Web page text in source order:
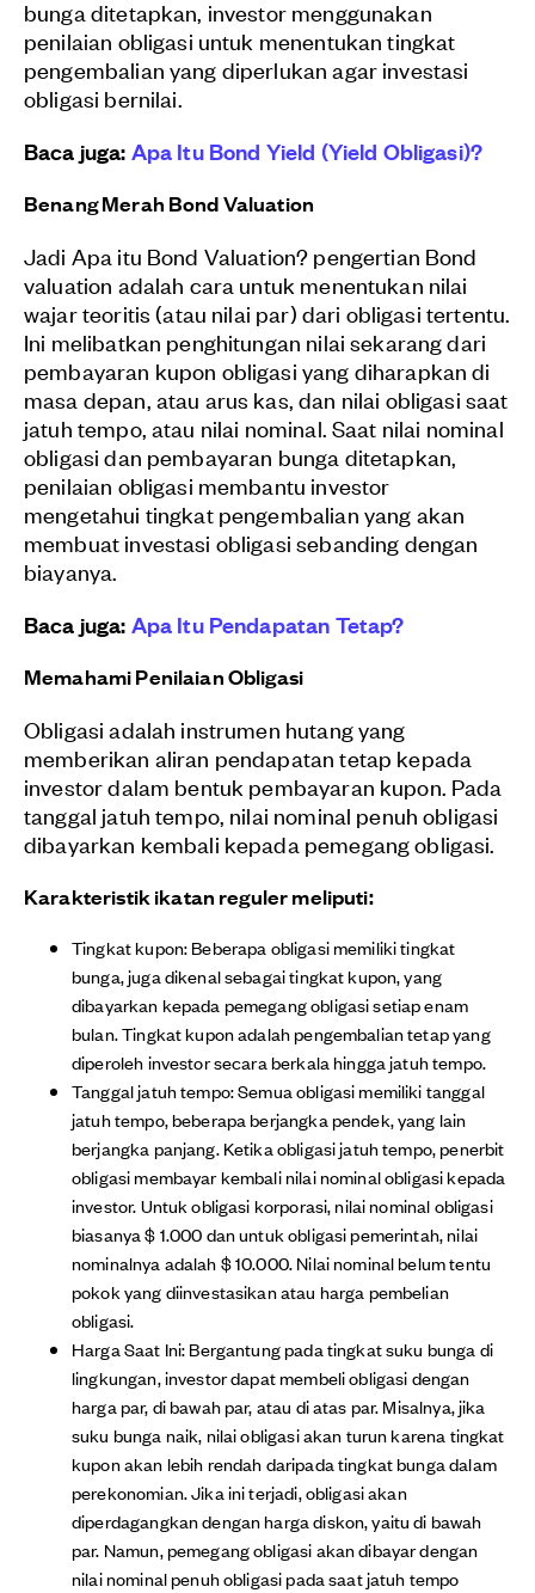
bunga ditetapkan, investor menggunakan
penilaian obligasi untuk menentukan tingkat
pengembalian yang diperlukan agar investasi
obligasi bernilai.
Baca juga:Apa Itu Bond Yield (Yield Obligasi)?
Benang Merah Bond Valuation
Jadi Apa itu Bond Valuation? pengertian Bond
valuation adalah cara untuk menentukan nilai
wajar teoritis (atau nilai par) dari obligasi tertentu.
Ini melibatkan penghitungan nilai sekarang dari
pembayaran kupon obligasi yang diharapkan di
masa depan, atau arus kas, dan nilai obligasi saat
jatuh tempo, atau nilai nominal. Saat nilai nominal
obligasi dan pembayaran bunga ditetapkan,
penilaian obligasi membantu investor
mengetahui tingkat pengembalian yang akan
membuat investasi obligasi sebanding dengan
biayanya.
Baca juga:Apa Itu Pendapatan Tetap?
Memahami Penilaian Obligasi
Obligasi adalah instrumen hutang yang
memberikan aliran pendapatan tetap kepada
investor dalam bentuk pembayaran kupon. Pada
tanggal jatuh tempo, nilai nominal penuh obligasi
dibayarkan kembali kepada pemegang obligasi.
Karakteristik ikatan reguler meliputi:
Tingkat kupon: Beberapa obligasi memiliki tingkat
bunga, juga dikenal sebagai tingkat kupon, yang
dibayarkan kepada pemegang obligasi setiap enam
bulan. Tingkat kupon adalah pengembalian tetap yang
diperoleh investor secara berkala hingga jatuh tempo.
Tanggal jatuh tempo: Semua obligasi memiliki tanggal
jatuh tempo, beberapa berjangka pendek, yang lain
berjangka panjang. Ketika obligasi jatuh tempo, penerbit
obligasi membayar kembali nilai nominal obligasi kepada
investor. Untuk obligasi korporasi, nilai nominal obligasi
biasanya $ 1.000 dan untuk obligasi pemerintah, nilai
nominalnya adalah $ 10.000. Nilai nominal belum tentu
pokok yang diinvestasikan atau harga pembelian
obligasi.
Harga Saat Ini: Bergantung pada tingkat suku bunga di
lingkungan, investor dapat membeli obligasi dengan
harga par, di bawah par, atau di atas par. Misalnya, jika
suku bunga naik, nilai obligasi akan turun karena tingkat
kupon akan lebih rendah daripada tingkat bunga dalam
perekonomian. Jika ini terjadi, obligasi akan
diperdagangkan dengan harga diskon, yaitu di bawah
par. Namun, pemegang obligasi akan dibayar dengan
nilai nominal penuh obligasi pada saat jatuh tempo